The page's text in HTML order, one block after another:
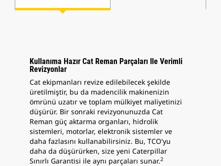
Kullanıma Hazır Cat Reman Parçaları Ile Verimli
Revizyonlar
Cat ekipmanları revize edilebilecek şekilde
üretilmiştir, bu da madencilik makinenizin
ömrünü uzatır ve toplam mülkiyet maliyetinizi
düşürür. Bir sonraki revizyonunuzda Cat
Reman güç aktarma organları, hidrolik
sistemleri, motorlar, elektronik sistemler ve
daha fazlasını kullanabilirsiniz. Bu, TCO'yu
daha da düşürürken, size yeni Caterpillar
Sınırlı Garantisi ile aynı parçaları sunar.2